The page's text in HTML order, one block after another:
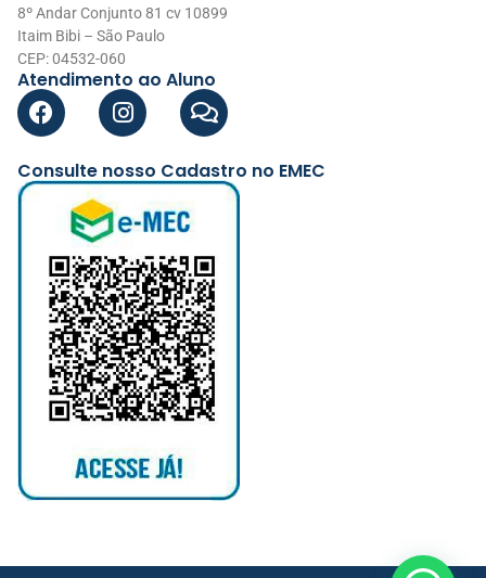
8º Andar Conjunto 81 cv 10899
Itaim Bibi – São Paulo
CEP: 04532-060
Atendimento ao Aluno
Consulte nosso Cadastro no EMEC